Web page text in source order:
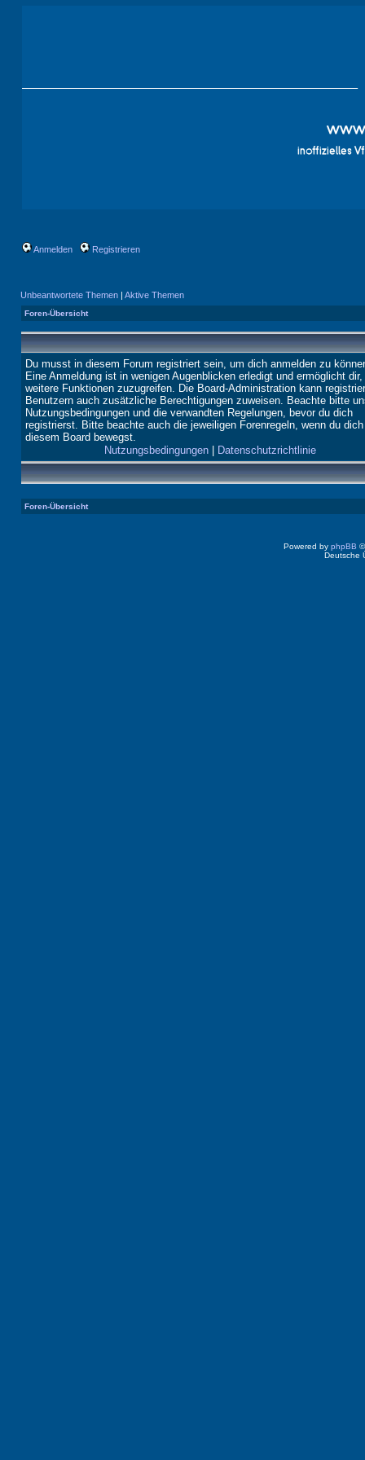
Anmelden Registrieren
Unbeantwortete Themen | Aktive Themen
Foren-Übersicht
Du musst in diesem Forum registriert sein, um dich anmelden zu
Eine Anmeldung ist in wenigen Augenblicken erledigt und ermöglicht
weitere Funktionen zuzugreifen. Die Board-Administration kann
Benutzern auch zusätzliche Berechtigungen zuweisen. Beachte bitte
Nutzungsbedingungen und die verwandten Regelungen, bevor du dich
registrierst. Bitte beachte auch die jeweiligen Forenregeln, wenn du
diesem Board bewegst.
Nutzungsbedingungen| Datenschutzrichtlinie
Foren-Übersicht
Powered by phpBB
Deutsche